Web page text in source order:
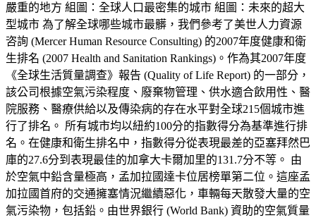
嚴重的地方 組圖：全球人口最密集的城市 組圖：未來的超大
型城市 為了解全球哪些城市最髒，我們參考了美世人力資源
咨詢 (Mercer Human Resource Consulting) 的2007年度健康和衛
生排名 (2007 Health and Sanitation Rankings)。作為其2007年度
《全球生活質量調查》報告 (Quality of Life Report) 的一部分，
該公司根據空氣污染程度、廢棄物管理、供水適合飲用性、醫
院服務、醫療供給以及傳染病的存在水平對全球215個城市進
行了排名。 所有城市均以紐約100分的指數得分為基準進行排
名。在健康和衛生排名中，指數得分從表現最差的亞塞拜然巴
庫的27.6分到表現最佳的加拿大卡爾加里的131.7分不等。 由
於空氣中鉛含量極高，孟加拉國達卡位居榜單第二位。這座孟
加拉國首府的交通擁塞情況繼續惡化，車輛每天散發大量的空
氣污染物，包括鉛。由世界銀行 (World Bank) 資助的空氣質量